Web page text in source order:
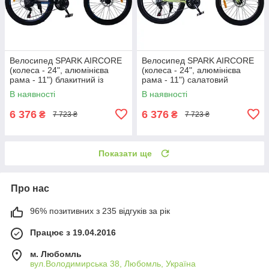
Велосипед SPARK AIRCORE
(колеса - 24", алюмінієва
рама - 11") блакитний із
темно-синім
В наявності
6 376 ₴ 7 723 ₴
Велосипед SPARK AIRCORE
(колеса - 24", алюмінієва
рама - 11") салатовий
В наявності
6 376 ₴ 7 723 ₴
Показати ще
Про нас
96% позитивних з 235 відгуків за рік
Працює з 19.04.2016
м. Любомль
вул.Володимирська 38, Любомль, Україна